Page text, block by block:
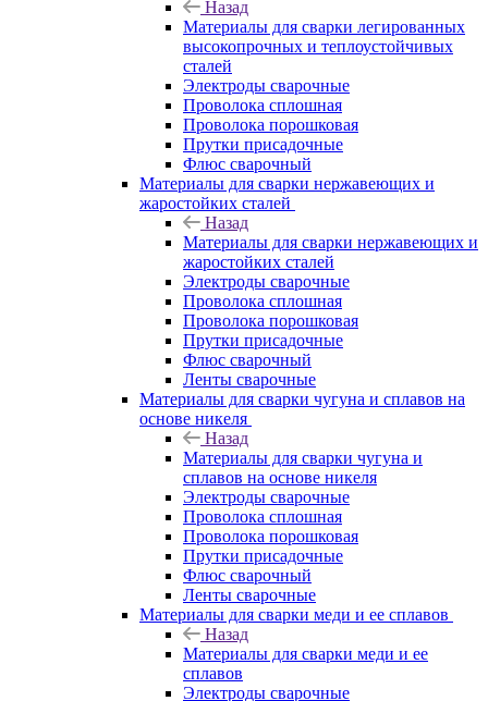
Назад
Материалы для сварки легированных
высокопрочных и теплоустойчивых
сталей
Электроды сварочные
Проволока сплошная
Проволока порошковая
Прутки присадочные
Флюс сварочный
Материалы для сварки нержавеющих и
жаростойких сталей
Назад
Материалы для сварки нержавеющих и
жаростойких сталей
Электроды сварочные
Проволока сплошная
Проволока порошковая
Прутки присадочные
Флюс сварочный
Ленты сварочные
Материалы для сварки чугуна и сплавов на
основе никеля
Назад
Материалы для сварки чугуна и
сплавов на основе никеля
Электроды сварочные
Проволока сплошная
Проволока порошковая
Прутки присадочные
Флюс сварочный
Ленты сварочные
Материалы для сварки меди и ее сплавов
Назад
Материалы для сварки меди и ее
сплавов
Электроды сварочные